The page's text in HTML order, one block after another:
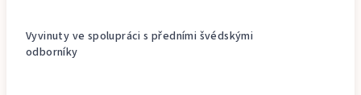
Vyvinuty ve spolupráci s předními švédskými
odborníky